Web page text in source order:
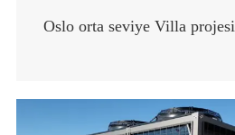
Oslo orta seviye Villa